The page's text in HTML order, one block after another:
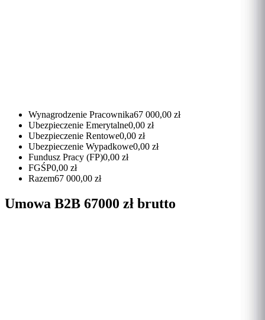
Wynagrodzenie Pracownika67 000,00 zł
Ubezpieczenie Emerytalne0,00 zł
Ubezpieczenie Rentowe0,00 zł
Ubezpieczenie Wypadkowe0,00 zł
Fundusz Pracy (FP)0,00 zł
FGŚP0,00 zł
Razem67 000,00 zł
Umowa B2B 67000 zł brutto